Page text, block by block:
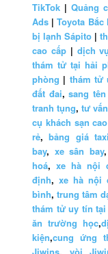
TikTok | Quảng
Ads |Toyota Bắc
bị lạnh Sápito |
cao cấp| dịch
thám tử tại hải
phòng | thám tử
đất đai,sang
tranh tụng, tư
cụ khách sạn
rẻ,bảng giá
bay, xe sân bay,
hoá, xe hà nội
định, xe hà nội
bình,trung tâm
thám tử uy tín
ăn trường học,
kiện,cung ứng